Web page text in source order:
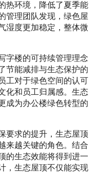
热环境，降低了夏季能
管理团队发现，绿色屋
湿度更加稳定，整体微
字楼的可持续管理理念
节能减排与生态保护的
工对于绿色空间的认可
化和员工归属感。生态
成为办公楼绿色转型的
要求的提升，生态屋顶
来越关键的角色。结合
的生态效能将得到进一
，生态屋顶不仅能实现